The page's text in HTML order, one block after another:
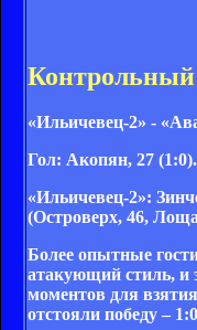
«Ильичевец-2» -
Гол: Акопян, 27 (1:0).
«Ильичевец-2»:
(Островерх, 46,
Более опытные
атакующий стиль, и
моментов для
отстояли победу –